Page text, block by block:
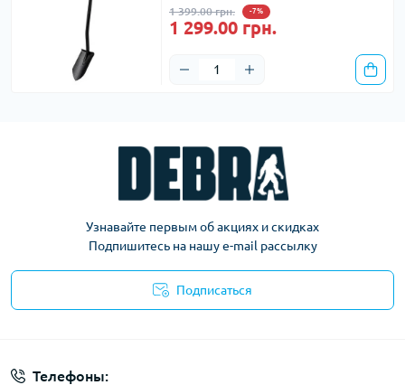
1 399.00 грн. -7%
1 299.00 грн.
Узнавайте первым об акциях и скидках
Подпишитесь на нашу e-mail рассылку
Подписаться
Телефоны: